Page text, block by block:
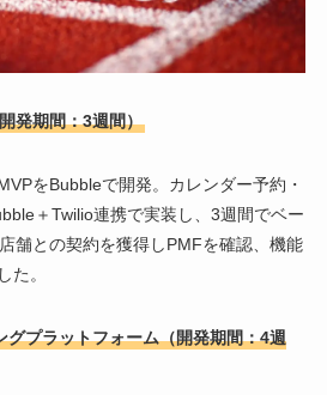
発期間：3週間）
をBubbleで開発。カレンダー予約・
＋Twilio連携で実装し、3週間でベー
舗との契約を獲得しPMFを確認、機能
た。
グプラットフォーム（開発期間：4週